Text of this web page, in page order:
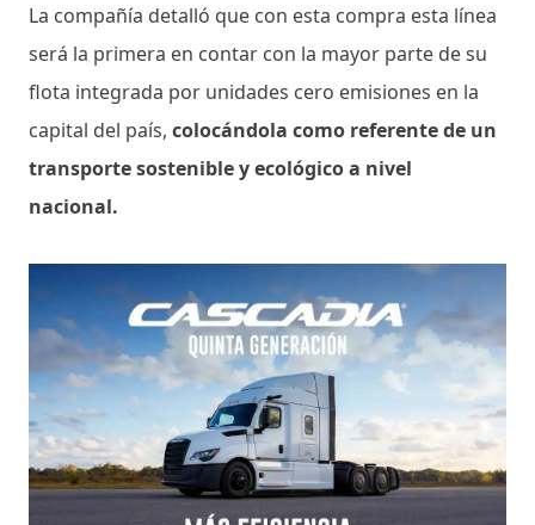
La compañía detalló que con esta compra esta línea
será la primera en contar con la mayor parte de su
flota integrada por unidades cero emisiones en la
capital del país, colocándola como referente de un
transporte sostenible y ecológico a nivel
nacional.